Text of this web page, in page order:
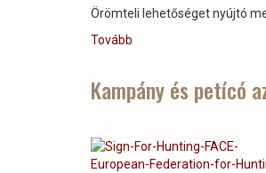
Örömteli lehetőséget nyújtó
Tovább
hitbizomány
uradalmához)
Kampány és petícó